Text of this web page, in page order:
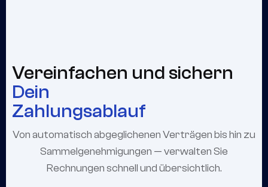
Vereinfachen und sichern
Dein
Zahlungsablauf
Von automatisch abgeglichenen Verträgen bis hin zu
Sammelgenehmigungen — verwalten Sie
Rechnungen schnell und übersichtlich.